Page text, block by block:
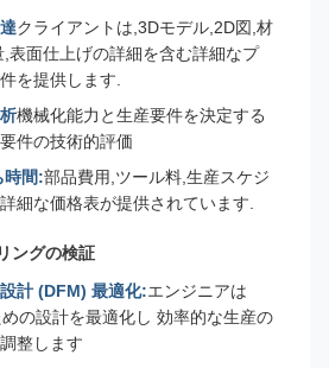
クライアントは,3Dモデル,2D図,材
表面仕上げの詳細を含む詳細なプ
を提供します.
機械化能力と生産要件を決定する
件の技術的評価
時間:部品費用,ツール料,生産スケジ
細な価格表が提供されています.
ングの検証
計 (DFM) 最適化:エンジニアは
の設計を最適化し 効率的な生産の
整します